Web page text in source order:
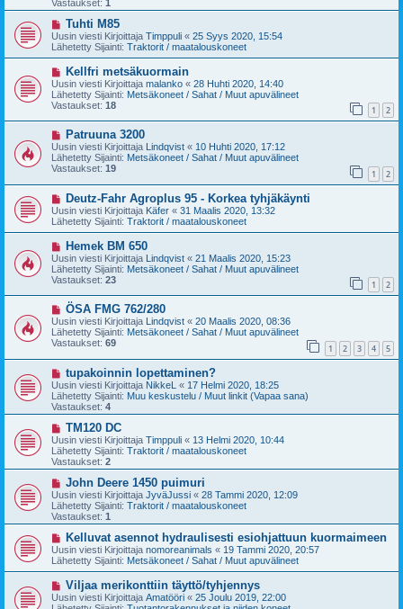
v
s
t
Vastaukset: 1
U
u
s
i
v
e
s
t
i
Tuhti M85
Uusin viesti Kirjoittaja Timppuli « 25 Syys 2020, 15:54
Lähetetty Sijainti: Traktorit / maatalouskoneet
U
u
s
i
v
i
s
t
i
Kellfri metsäkuormain
Uusin viesti Kirjoittaja malanko « 28 Huhti 2020, 14:40
Lähetetty Sijainti: Metsäkoneet / Sahat / Muut apuvälineet
Vastaukset: 18 1 2
U
u
s
i
v
i
e
s
t
Patruuna 3200
Uusin viesti Kirjoittaja Lindqvist « 10 Huhti 2020, 17:12
Lähetetty Sijainti: Metsäkoneet / Sahat / Muut apuvälineet
Vastaukset: 19 1 2
U
u
s
i
v
e
s
t
i
Deutz-Fahr Agroplus 95 - Korkea tyhjäkäynti
Uusin viesti Kirjoittaja Käfer « 31 Maalis 2020, 13:32
Lähetetty Sijainti: Traktorit / maatalouskoneet
U
u
s
i
v
i
e
s
t
i
Hemek BM 650
Uusin viesti Kirjoittaja Lindqvist « 21 Maalis 2020, 15:23
Lähetetty Sijainti: Metsäkoneet / Sahat / Muut apuvälineet
Vastaukset: 23 1 2
U
u
s
i
i
e
s
t
i
ÖSA FMG 762/280
Uusin viesti Kirjoittaja Lindqvist « 20 Maalis 2020, 08:36
Lähetetty Sijainti: Metsäkoneet / Sahat / Muut apuvälineet
Vastaukset: 69 1 2 3 4 5
U
u
s
i
v
s
t
i
tupakoinnin lopettaminen?
Uusin viesti Kirjoittaja NikkeL « 17 Helmi 2020, 18:25
Lähetetty Sijainti: Muu keskustelu / Muut linkit (Vapaa sana)
Vastaukset: 4
U
u
s
i
v
e
s
t
i
TM120 DC
Uusin viesti Kirjoittaja Timppuli « 13 Helmi 2020, 10:44
Lähetetty Sijainti: Traktorit / maatalouskoneet
Vastaukset: 2
U
u
s
i
v
e
s
t
John Deere 1450 puimuri
Uusin viesti Kirjoittaja JyväJussi « 28 Tammi 2020, 12:09
Lähetetty Sijainti: Traktorit / maatalouskoneet
Vastaukset: 1
U
u
s
i
v
e
Kelluvat asennot hydraulisesti esiohjattuun kuormaimeen
Uusin viesti Kirjoittaja nomoreanimals « 19 Tammi 2020, 20:57
Lähetetty Sijainti: Metsäkoneet / Sahat / Muut apuvälineet
U
u
s
Viljaa merikonttiin täyttö/tyhjennys
Uusin viesti Kirjoittaja Amatööri « 25 Joulu 2019, 22:00